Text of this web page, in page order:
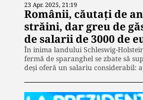
23 Apr. 2025, 21:19
Românii, căutați de
străini, dar greu de
de salarii de 3000 de
În inima landului Schleswig-
fermă de sparanghel se zbate să
deși oferă un salariu considerabil: